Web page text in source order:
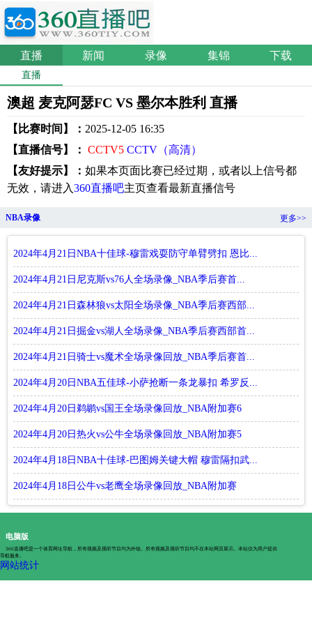
直播 新闻 录像 集锦 下载
直播
澳超 麦克阿瑟FC VS 墨尔本胜利 直播
【比赛时间】： 2025-12-05 16:35
【直播信号】： CCTV5 CCTV（高清）
【友好提示】： 如果本页面比赛已经过期，或者以上信号都
无效，请进入360直播吧主页查看最新直播信号
NBA录像 更多>>
2024年4月21日NBA十佳球-穆雷戏耍防守单臂劈扣 恩比...
2024年4月21日尼克斯vs76人全场录像_NBA季后赛首...
2024年4月21日森林狼vs太阳全场录像_NBA季后赛西部...
2024年4月21日掘金vs湖人全场录像_NBA季后赛西部首...
2024年4月21日骑士vs魔术全场录像回放_NBA季后赛首...
2024年4月20日NBA五佳球-小萨抢断一条龙暴扣 希罗反...
2024年4月20日鹈鹕vs国王全场录像回放_NBA附加赛6
2024年4月20日热火vs公牛全场录像回放_NBA附加赛5
2024年4月18日NBA十佳球-巴图姆关键大帽 穆雷隔扣武...
2024年4月18日公牛vs老鹰全场录像回放_NBA附加赛
电脑版
360直播吧是一个体育网址导航，所有视频及视听节目均为外链。所有视频及视听节目均不在本站网页展示。本站仅为用户提供
导航服务。
网站统计